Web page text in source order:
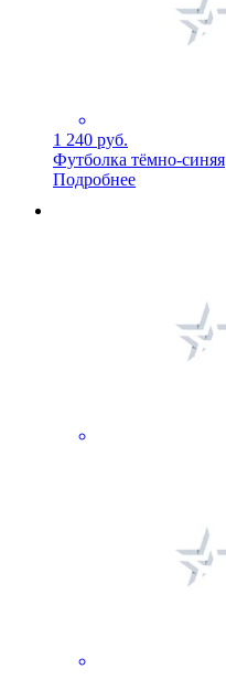
1 240 руб.
Футболка тёмно-синяя
Подробнее